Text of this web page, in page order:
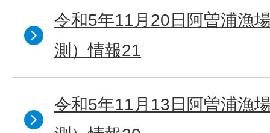
令和5年11月20日阿曽浦漁
測）情報21
令和5年11月13日阿曽浦漁